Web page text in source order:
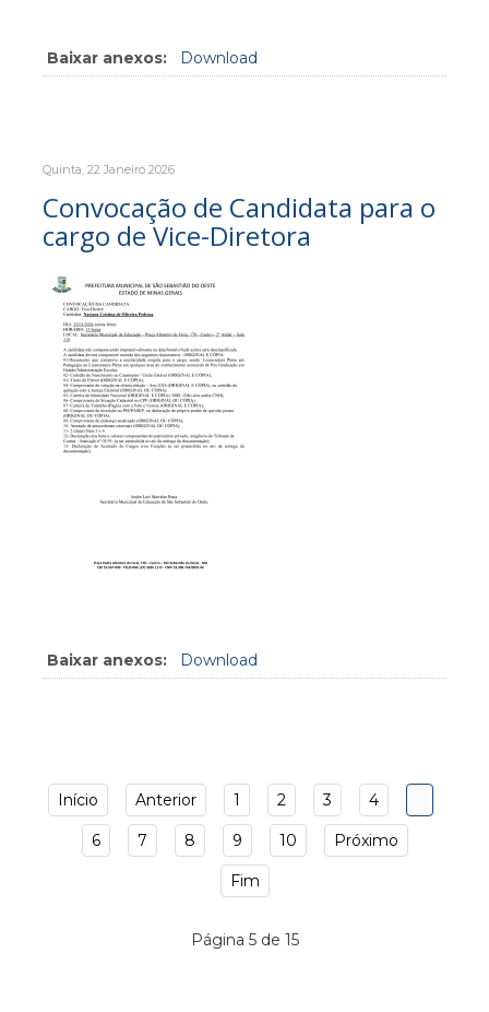
Baixar anexos: Download
Quinta, 22 Janeiro 2026
Convocação de Candidata para o
cargo de Vice-Diretora
Baixar anexos: Download
Início Anterior 1 2 3 4
6 7 8 9 10 Próximo
Fim
Página 5 de 15